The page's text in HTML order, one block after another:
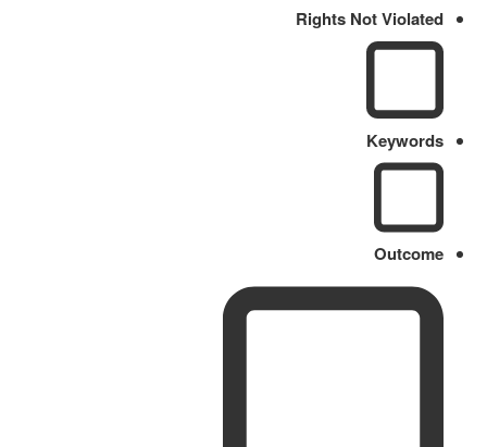
Rights Not Violated
Keywords
Outcome